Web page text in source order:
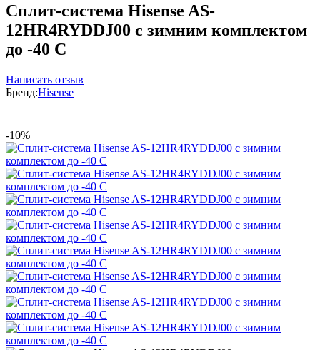
Сплит-система Hisense AS-
12HR4RYDDJ00 с зимним комплектом
до -40 С
Написать отзыв
Бренд:Hisense
-10%